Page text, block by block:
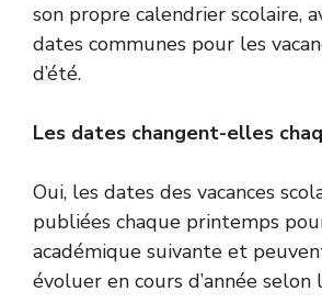
son propre calendrier scolaire,
dates communes pour les
d’été.
Les dates changent-elles
Oui, les dates des vacances
publiées chaque printemps
académique suivante et
évoluer en cours d’année selon